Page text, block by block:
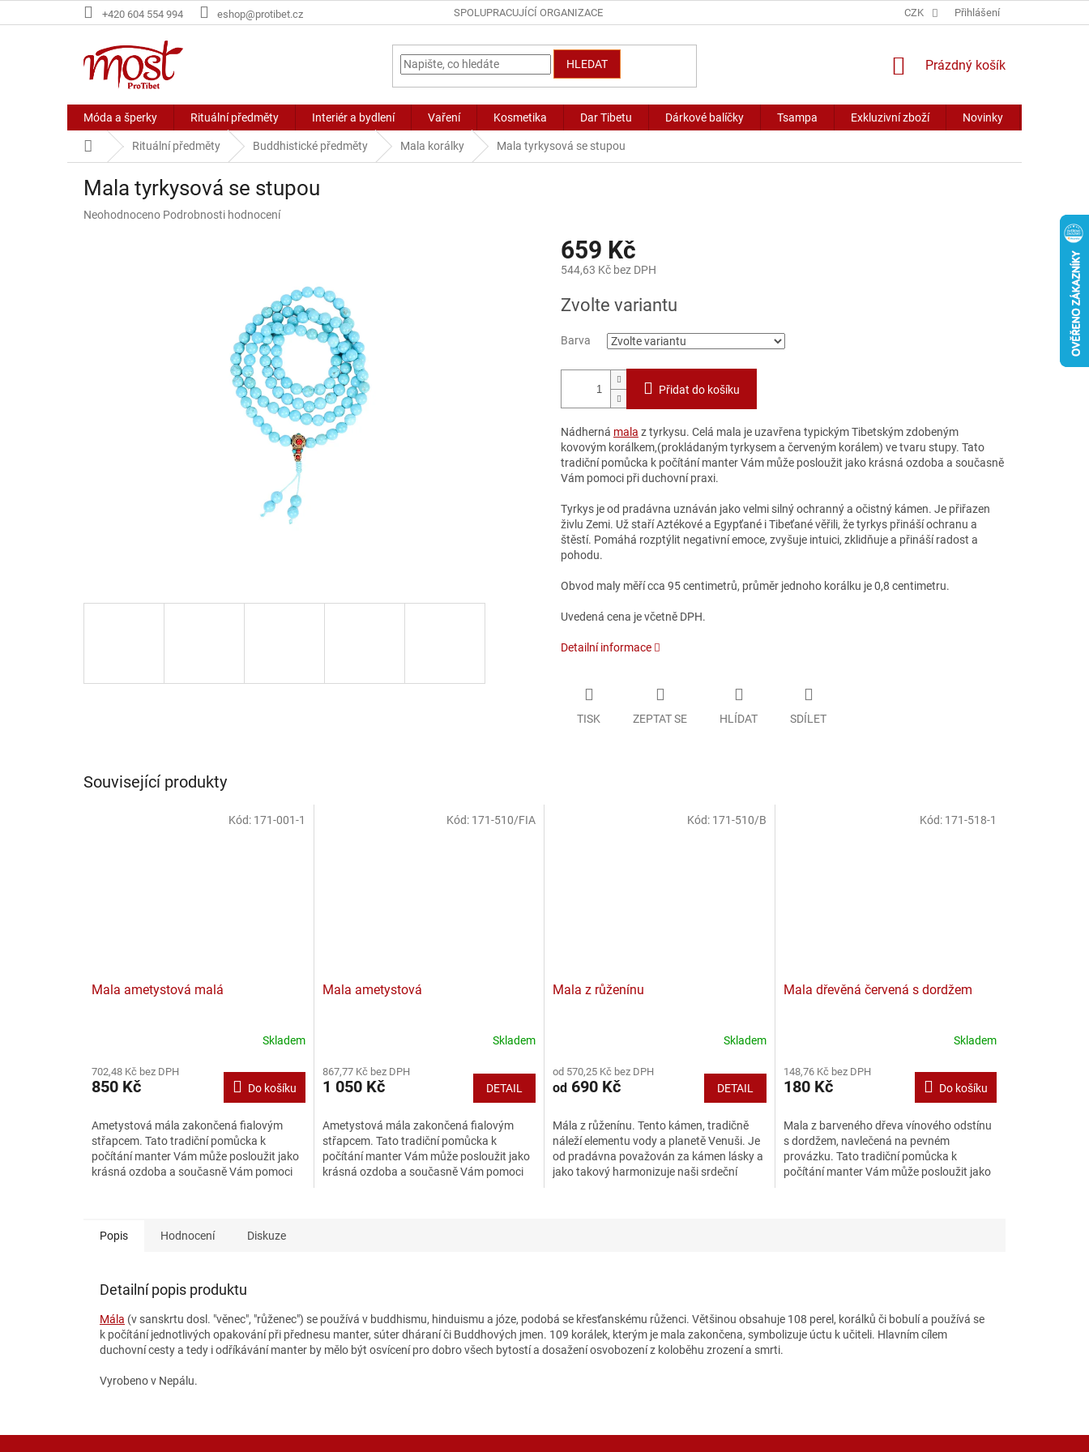
na
+420 604 554 994 eshop@protibet.cz SPOLUPRACUJÍCÍ ORGANIZACE CZK Přihlášení
HLEDAT
NÁKUPNÍ
Prázdný košík
Móda a šperky Rituální předměty Interiér a bydlení Vaření Kosmetika Dar Tibetu Dárkové balíčky Tsampa Exkluzivní zboží Novinky
Domů Rituální předměty Buddhistické předměty Mala korálky Mala tyrkysová se stupou
Mala tyrkysová se stupou
Průměrné
Neohodnoceno Podrobnosti hodnocení
659 Kč
544,63 Kč bez DPH
cena:
Zvolte variantu
Barva
Přidat do košíku
Nádherná mala z tyrkysu. Celá mala je uzavřena typickým Tibetským zdobeným
kovovým korálkem,(prokládaným tyrkysem a červeným korálem) ve tvaru stupy. Tato
tradiční pomůcka k počítání manter Vám může posloužit jako krásná ozdoba a současně
Vám pomoci při duchovní praxi.
Tyrkys je od pradávna uznáván jako velmi silný ochranný a očistný kámen. Je přiřazen
živlu Zemi. Už staří Aztékové a Egypťané i Tibeťané věřili, že tyrkys přináší ochranu a
štěstí. Pomáhá rozptýlit negativní emoce, zvyšuje intuici, zklidňuje a přináší radost a
pohodu.
Obvod maly měří cca 95 centimetrů, průměr jednoho korálku je 0,8 centimetru.
Uvedená cena je včetně DPH.
Detailní informace
TISK ZEPTAT SE HLÍDAT SDÍLET
Související produkty
Mala ametystová malá
Skladem
702,48 Kč bez DPH
850 Kč Do košíku
Ametystová mála zakončená fialovým
střapcem. Tato tradiční pomůcka k
počítání manter Vám může posloužit jako
krásná ozdoba a současně Vám pomoci
Kód: 171-001-1
Mala ametystová
Skladem
867,77 Kč bez DPH
1 050 Kč DETAIL
Ametystová mála zakončená fialovým
střapcem. Tato tradiční pomůcka k
počítání manter Vám může posloužit jako
krásná ozdoba a současně Vám pomoci
Kód: 171-510/FIA
Mala z růženínu
produktu
je
z
hvězdiček.
Skladem
od 570,25 Kč bez DPH
od 690 Kč DETAIL
Mála z růženínu. Tento kámen, tradičně
náleží elementu vody a planetě Venuši. Je
od pradávna považován za kámen lásky a
jako takový harmonizuje naši srdeční
Kód: 171-510/B
Mala dřevěná červená s dordžem
Skladem
148,76 Kč bez DPH
180 Kč Do košíku
Mala z barveného dřeva vínového odstínu
s dordžem, navlečená na pevném
provázku. Tato tradiční pomůcka k
počítání manter Vám může posloužit jako
Kód: 171-518-1
Popis Hodnocení Diskuze
Detailní popis produktu
Mála (v sanskrtu dosl. "věnec", "růženec") se používá v buddhismu, hinduismu a józe, podobá se křesťanskému růženci. Většinou obsahuje 108 perel, korálků či bobulí a používá se
k počítání jednotlivých opakování při přednesu manter, súter dháraní či Buddhových jmen. 109 korálek, kterým je mala zakončena, symbolizuje úctu k učiteli. Hlavním cílem
duchovní cesty a tedy i odříkávání manter by mělo být osvícení pro dobro všech bytostí a dosažení osvobození z koloběhu zrození a smrti.
Vyrobeno v Nepálu.